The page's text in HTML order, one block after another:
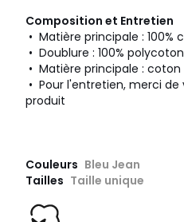
Composition et Entretien
• Matière principale : 100%
• Doublure : 100% polycoton
• Matière principale :
• Pour l'entretien, merci
produit
Couleurs Bleu Jean
Tailles Taille unique